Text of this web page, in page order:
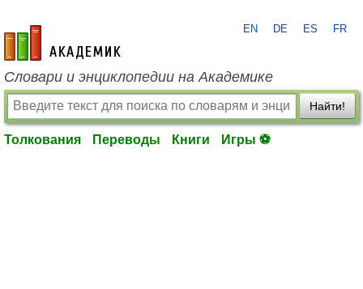
academic.ru
EN DE ES FR
Словари и энциклопедии на Академике
Найти!
Толкования Переводы Книги Игры ⚽